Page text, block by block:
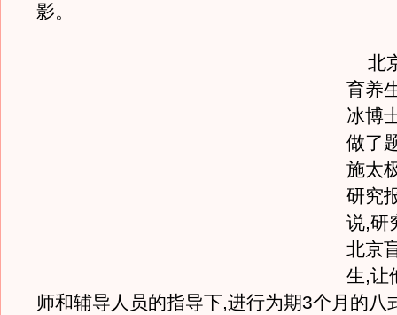
影。
北
育养
冰博
做了
施太
研究
说,研
北京
生,让
师和辅导人员的指导下,进行为期3个月的八